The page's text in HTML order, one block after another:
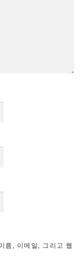
름, 이메일, 그리고 웹